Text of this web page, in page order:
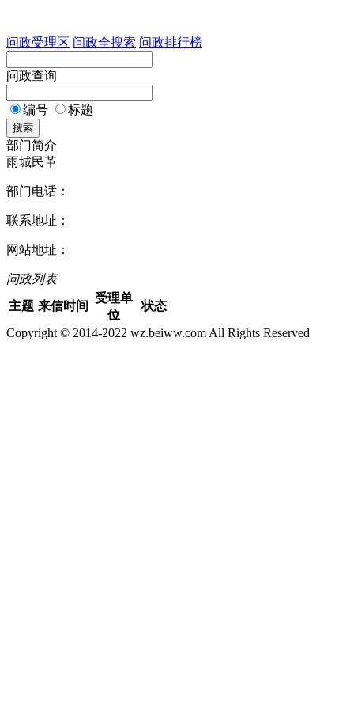
问政受理区 问政全搜索 问政排行榜
问政查询
编号 标题
搜索
部门简介
雨城民革
部门电话：
联系地址：
网站地址：
问政列表
主题 来信时间
受理单
位
状态
Copyright © 2014-2022 wz.beiww.com All Rights Reserved